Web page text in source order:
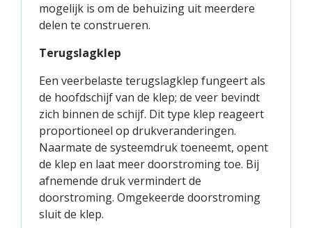
mogelijk is om de behuizing uit meerdere
delen te construeren.
Terugslagklep
Een veerbelaste terugslagklep fungeert als
de hoofdschijf van de klep; de veer bevindt
zich binnen de schijf. Dit type klep reageert
proportioneel op drukveranderingen.
Naarmate de systeemdruk toeneemt, opent
de klep en laat meer doorstroming toe. Bij
afnemende druk vermindert de
doorstroming. Omgekeerde doorstroming
sluit de klep.